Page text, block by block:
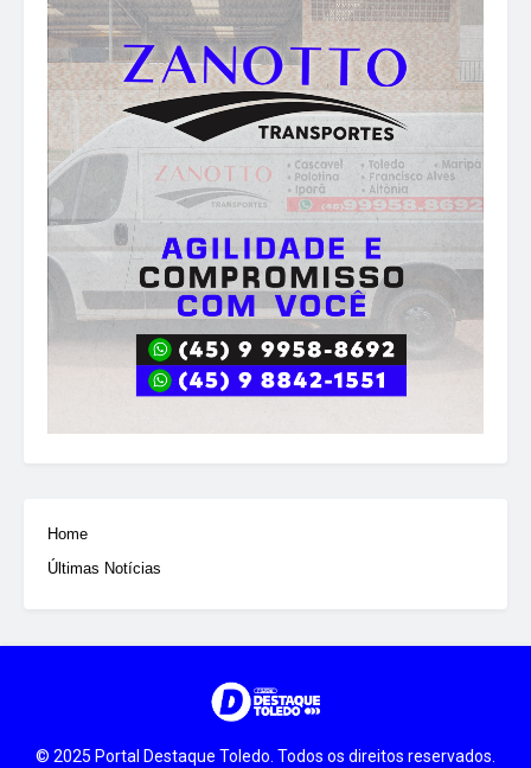
Home
Últimas Notícias
© 2025 Portal Destaque Toledo. Todos os direitos reservados.